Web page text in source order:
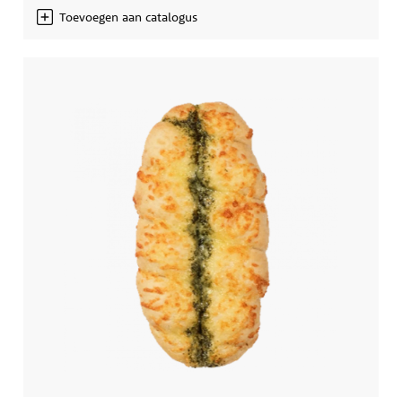
Toevoegen aan catalogus